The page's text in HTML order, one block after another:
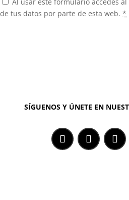
de tus datos por parte de esta web. *
SÍGUENOS Y ÚNETE EN